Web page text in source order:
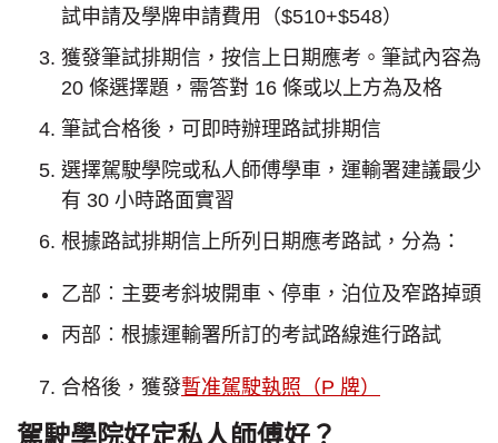
試申請及學牌申請費用（$510+$548）
獲發筆試排期信，按信上日期應考。筆試內容為
20 條選擇題，需答對 16 條或以上方為及格
筆試合格後，可即時辦理路試排期信
選擇駕駛學院或私人師傅學車，運輸署建議最少
有 30 小時路面實習
根據路試排期信上所列日期應考路試，分為：
乙部︰主要考斜坡開車、停車，泊位及窄路掉頭
丙部︰根據運輸署所訂的考試路線進行路試
合格後，獲發暫准駕駛執照（P 牌）
駕駛學院好定私人師傅好？